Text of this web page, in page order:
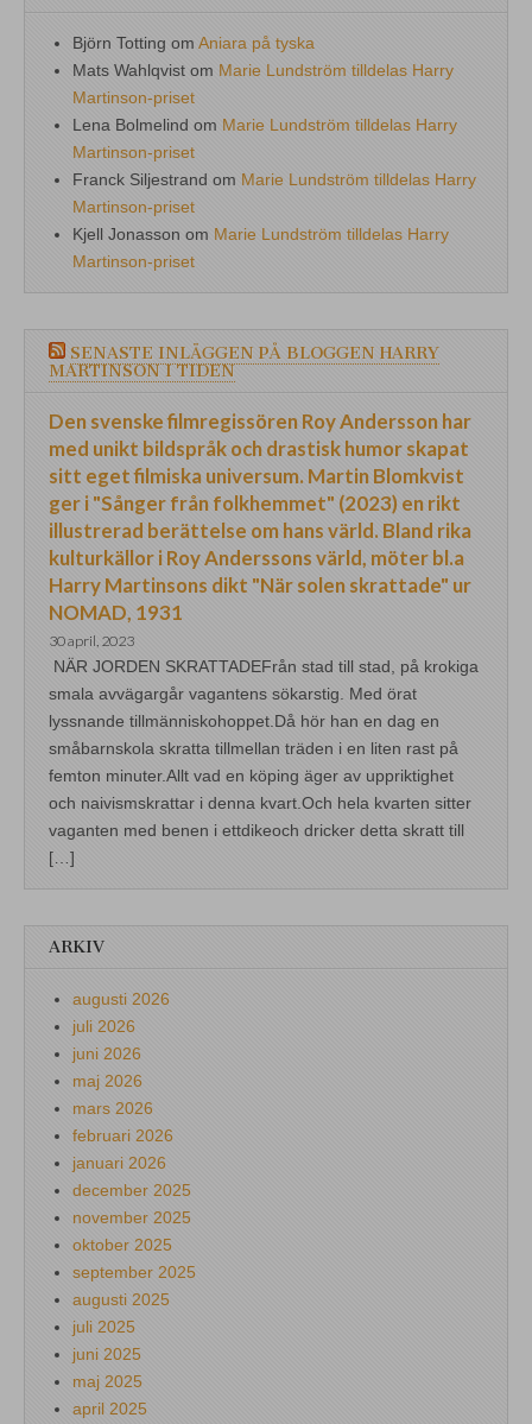
Björn Totting om Aniara på tyska
Mats Wahlqvist om Marie Lundström tilldelas Harry
Martinson-priset
Lena Bolmelind om Marie Lundström tilldelas Harry
Martinson-priset
Franck Siljestrand om Marie Lundström tilldelas Harry
Martinson-priset
Kjell Jonasson om Marie Lundström tilldelas Harry
Martinson-priset
SENASTE INLÄGGEN PÅ BLOGGEN HARRY
MARTINSON I TIDEN
Den svenske filmregissören Roy Andersson har
med unikt bildspråk och drastisk humor skapat
sitt eget filmiska universum. Martin Blomkvist
ger i "Sånger från folkhemmet" (2023) en rikt
illustrerad berättelse om hans värld. Bland rika
kulturkällor i Roy Anderssons värld, möter bl.a
Harry Martinsons dikt "När solen skrattade" ur
NOMAD, 1931
30 april, 2023
NÄR JORDEN SKRATTADEFrån stad till stad, på krokiga
smala avvägargår vagantens sökarstig. Med örat
lyssnande tillmänniskohoppet.Då hör han en dag en
småbarnskola skratta tillmellan träden i en liten rast på
femton minuter.Allt vad en köping äger av uppriktighet
och naivismskrattar i denna kvart.Och hela kvarten sitter
vaganten med benen i ettdikeoch dricker detta skratt till
[…]
ARKIV
augusti 2026
juli 2026
juni 2026
maj 2026
mars 2026
februari 2026
januari 2026
december 2025
november 2025
oktober 2025
september 2025
augusti 2025
juli 2025
juni 2025
maj 2025
april 2025